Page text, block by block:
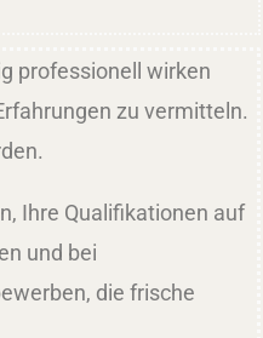
professionell wirken
zu vermitteln.
Ihre Qualifikationen auf
und bei
die frische